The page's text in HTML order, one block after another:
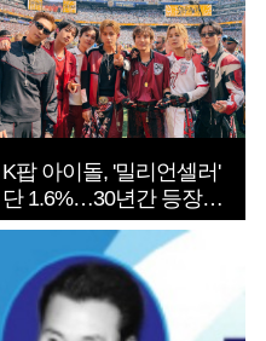
K팝 아이돌, '밀리언셀러'
단 1.6%…30년간 등장
1182개팀 전수조사